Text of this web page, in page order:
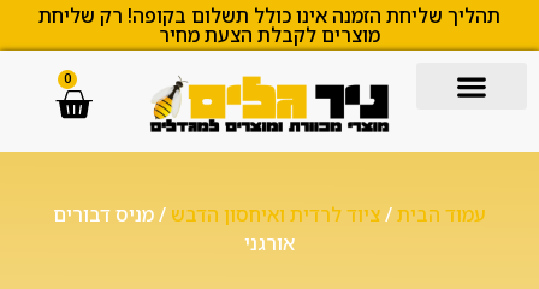
תהליך שליחת הזמנה אינו כולל תשלום בקופה! רק שליחת
מוצרים לקבלת הצעת מחיר
0
עמוד הבית/ציוד לרדית ואיחסון הדבש / מניס דבורים
אורגני